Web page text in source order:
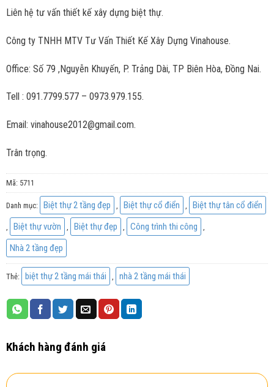
Liên hệ tư vấn thiết kế xây dựng biệt thự.
Công ty TNHH MTV Tư Vấn Thiết Kế Xây Dựng Vinahouse.
Office: Số 79 ,Nguyễn Khuyến, P. Trảng Dài, TP Biên Hòa, Đồng Nai.
Tell : 091.7799.577 – 0973.979.155.
Email: vinahouse2012@gmail.com.
Trân trọng.
Mã: 5711
Danh mục: Biệt thự 2 tầng đẹp Biệt thự cổ điển Biệt thự tân cổ điển
Biệt thự vườn Biệt thự đẹp Công trình thi công
Nhà 2 tầng đẹp
Thẻ: biệt thự 2 tầng mái thái nhà 2 tầng mái thái
Khách hàng đánh giá